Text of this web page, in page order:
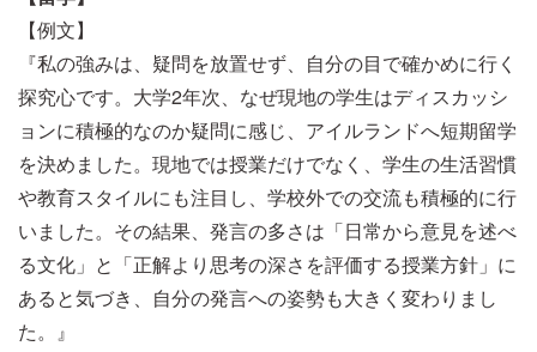
【例文】
『私の強みは、疑問を放置せず、自分の目で確かめに行く
探究心です。大学2年次、なぜ現地の学生はディスカッシ
ョンに積極的なのか疑問に感じ、アイルランドへ短期留学
を決めました。現地では授業だけでなく、学生の生活習慣
や教育スタイルにも注目し、学校外での交流も積極的に行
いました。その結果、発言の多さは「日常から意見を述べ
る文化」と「正解より思考の深さを評価する授業方針」に
あると気づき、自分の発言への姿勢も大きく変わりまし
た。』